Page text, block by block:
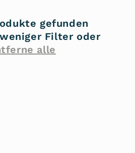
gefunden
Filter oder
alle